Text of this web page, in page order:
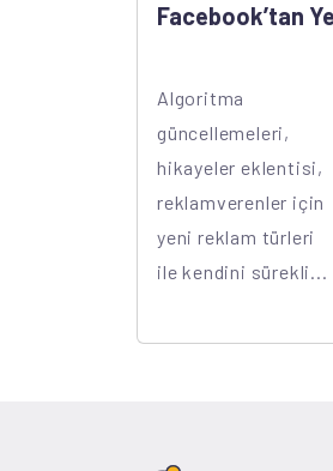
Facebook’tan
Algoritma
güncellemeleri,
hikayeler eklentisi,
reklamverenler için
yeni reklam türleri
ile kendini sürekli...